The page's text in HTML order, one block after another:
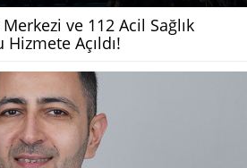
ve 112 Acil Sağlık
Açıldı!